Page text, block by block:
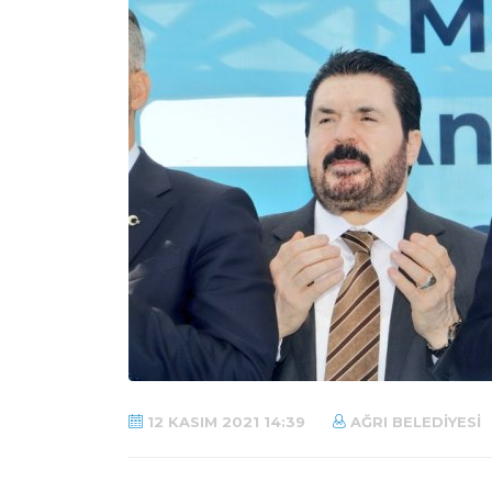
12 KASIM 2021 14:39 AĞRI BELEDIYESI